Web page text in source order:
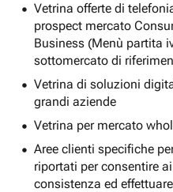
Vetrina offerte di
prospect mercato
Business (Menù partita
sottomercato di
Vetrina di soluzioni
grandi aziende
Vetrina per mercato
Aree clienti specifiche
riportati per consentire
consistenza ed